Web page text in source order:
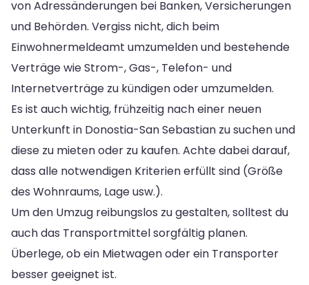
von Adressänderungen bei Banken, Versicherungen
und Behörden. Vergiss nicht, dich beim
Einwohnermeldeamt umzumelden und bestehende
Verträge wie Strom-, Gas-, Telefon- und
Internetverträge zu kündigen oder umzumelden.
Es ist auch wichtig, frühzeitig nach einer neuen
Unterkunft in Donostia-San Sebastian zu suchen und
diese zu mieten oder zu kaufen. Achte dabei darauf,
dass alle notwendigen Kriterien erfüllt sind (Größe
des Wohnraums, Lage usw.).
Um den Umzug reibungslos zu gestalten, solltest du
auch das Transportmittel sorgfältig planen.
Überlege, ob ein Mietwagen oder ein Transporter
besser geeignet ist.